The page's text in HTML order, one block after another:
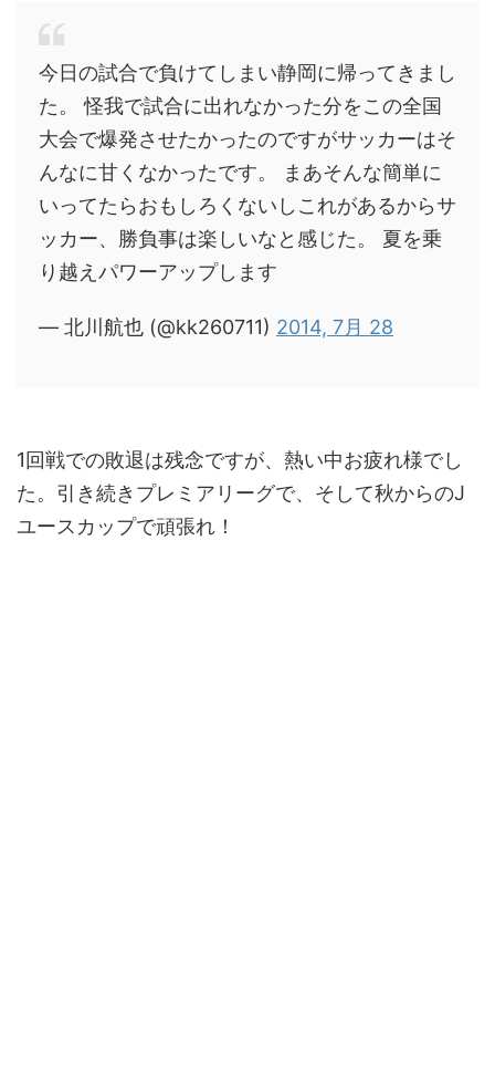
今日の試合で負けてしまい静岡に帰ってきまし
た。 怪我で試合に出れなかった分をこの全国
大会で爆発させたかったのですがサッカーはそ
んなに甘くなかったです。 まあそんな簡単に
いってたらおもしろくないしこれがあるからサ
ッカー、勝負事は楽しいなと感じた。 夏を乗
り越えパワーアップします
— 北川航也 (@kk260711) 2014, 7月 28
1回戦での敗退は残念ですが、熱い中お疲れ様でし
た。引き続きプレミアリーグで、そして秋からのJ
ユースカップで頑張れ！